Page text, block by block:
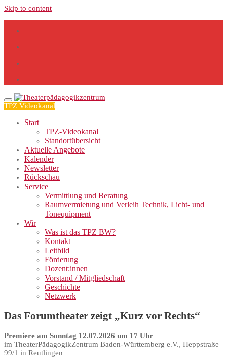
Skip to content
TPZ Videokanal
Start
TPZ-Videokanal
Standortübersicht
Aktuelle Angebote
Kalender
Newsletter
Rückschau
Service
Vermittlung und Beratung
Raumvermietung und Verleih Technik, Licht- und
Tonequipment
Wir
Was ist das TPZ BW?
Kontakt
Leitbild
Förderung
Dozent:innen
Vorstand / Mitgliedschaft
Geschichte
Netzwerk
Das Forumtheater zeigt „Kurz vor Rechts“
Premiere am Sonntag 12.07.2026 um 17 Uhr
im TheaterPädagogikZentrum Baden-Württemberg e.V., Heppstraße
99/1 in Reutlingen